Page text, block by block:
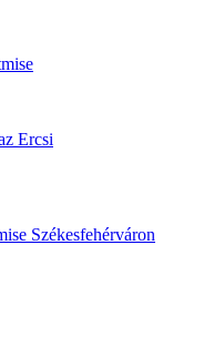
Ercsi
Székesfehérváron